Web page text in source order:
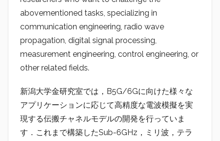
abovementioned tasks, specializing in
communication engineering, radio wave
propagation, digital signal processing,
measurement engineering, control engineering, or
other related fields.
新潟大学金研究室では，B5G/6Gに向けた様々な
アプリケーションに応じて高精度な電波模擬を実
現する伝搬チャネルモデルの開発を行っていま
す．これまで構築したSub-6GHz，ミリ波，テラ